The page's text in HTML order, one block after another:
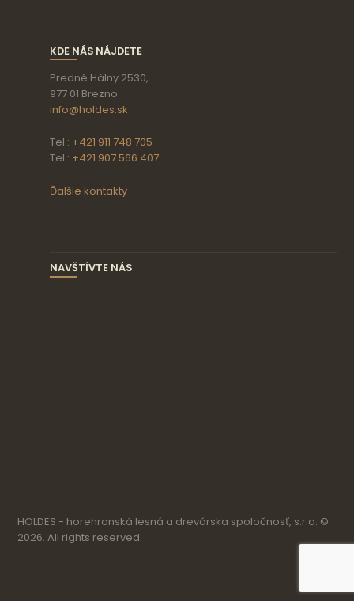
KDE NÁS NÁJDETE
Predné Hálny 2530,
977 01 Brezno
info@holdes.sk
Tel.: +421 911 748 705
Tel.: +421 907 566 407
Ďalšie kontakty
NAVŠTÍVTE NÁS
HOLDES - horehronská lesná a drevárska spoločnosť, s.r.o. ©
2026. All rights reserved.